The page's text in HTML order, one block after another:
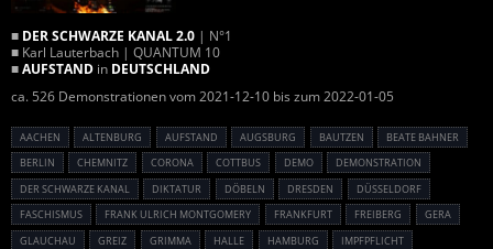
■ DER SCHWARZE KANAL 2.0 | N°1
■ Karl Lauterbach | QUANTUM 10
■AUFSTAND in DEUTSCHLAND
ca. 526 Demonstrationen vom 2021-12-10 bis zum 2022-01-05
AACHEN ALTENBURG AUFSTAND AUGSBURG BAUTZEN
BEATE BAHNER
BERLIN
CHEMNITZ CORONA COTTBUS DEMO
DEMONSTRATION
DER SCHWARZE KANAL
DIKTATUR DÖBELN DRESDEN
DÜSSELDORF
FASCHISMUS
FRANK ULRICH MONTGOMERY FRANKFURT FREIBERG
GERA
GLAUCHAU
GREIZ GRIMMA HALLE HAMBURG
IMPFPFLICHT